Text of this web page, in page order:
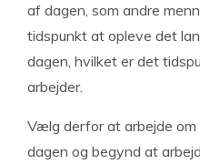
af dagen, som andre
tidspunkt at opleve det
dagen, hvilket er det
arbejder.
Vælg derfor at arbejde om
dagen og begynd at